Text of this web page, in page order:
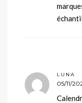
LUNA
05/11/